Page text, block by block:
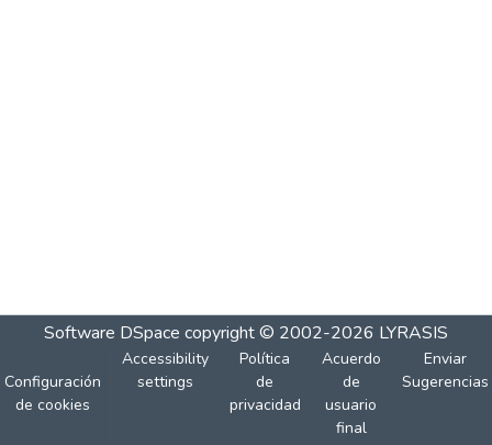
Software DSpace copyright © 2002-2026 LYRASIS
Configuración
de cookies
Accessibility
settings
Política
de
privacidad
Acuerdo
de
usuario
final
Enviar
Sugerencias